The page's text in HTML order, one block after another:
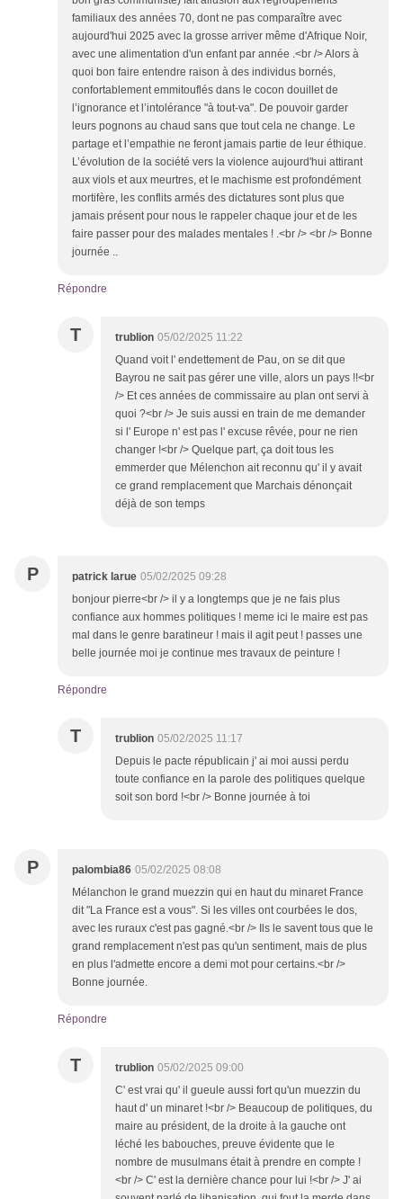
familiaux des années 70, dont ne pas comparaître avec
aujourd'hui 2025 avec la grosse arriver même d'Afrique Noir,
avec une alimentation d'un enfant par année .<br /> Alors à
quoi bon faire entendre raison à des individus bornés,
confortablement emmitouflés dans le cocon douillet de
l’ignorance et l’intolérance "à tout-va". De pouvoir garder
leurs pognons au chaud sans que tout cela ne change. Le
partage et l’empathie ne feront jamais partie de leur éthique.
L’évolution de la société vers la violence aujourd'hui attirant
aux viols et aux meurtres, et le machisme est profondément
mortifère, les conflits armés des dictatures sont plus que
jamais présent pour nous le rappeler chaque jour et de les
faire passer pour des malades mentales ! .<br /> <br /> Bonne
journée ..
Répondre
T trublion 05/02/2025 11:22
Quand voit l' endettement de Pau, on se dit que
Bayrou ne sait pas gérer une ville, alors un pays !!<br
/> Et ces années de commissaire au plan ont servi à
quoi ?<br /> Je suis aussi en train de me demander
si l' Europe n' est pas l' excuse rêvée, pour ne rien
changer !<br /> Quelque part, ça doit tous les
emmerder que Mélenchon ait reconnu qu' il y avait
ce grand remplacement que Marchais dénonçait
déjà de son temps
P patrick larue 05/02/2025 09:28
bonjour pierre<br /> il y a longtemps que je ne fais plus
confiance aux hommes politiques ! meme ici le maire est pas
mal dans le genre baratineur ! mais il agit peut ! passes une
belle journée moi je continue mes travaux de peinture !
Répondre
T trublion 05/02/2025 11:17
Depuis le pacte républicain j' ai moi aussi perdu
toute confiance en la parole des politiques quelque
soit son bord !<br /> Bonne journée à toi
P palombia86 05/02/2025 08:08
Mélanchon le grand muezzin qui en haut du minaret France
dit "La France est a vous". Si les villes ont courbées le dos,
avec les ruraux c'est pas gagné.<br /> Ils le savent tous que le
grand remplacement n'est pas qu'un sentiment, mais de plus
en plus l'admette encore a demi mot pour certains.<br />
Bonne journée.
Répondre
T trublion 05/02/2025 09:00
C' est vrai qu' il gueule aussi fort qu'un muezzin du
haut d' un minaret !<br /> Beaucoup de politiques, du
maire au président, de la droite à la gauche ont
léché les babouches, preuve évidente que le
nombre de musulmans était à prendre en compte !
<br /> C' est la dernière chance pour lui !<br /> J' ai